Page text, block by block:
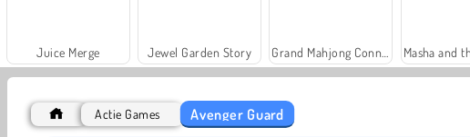
Juice Merge Jewel Garden Story
Actie Games Avenger Guard